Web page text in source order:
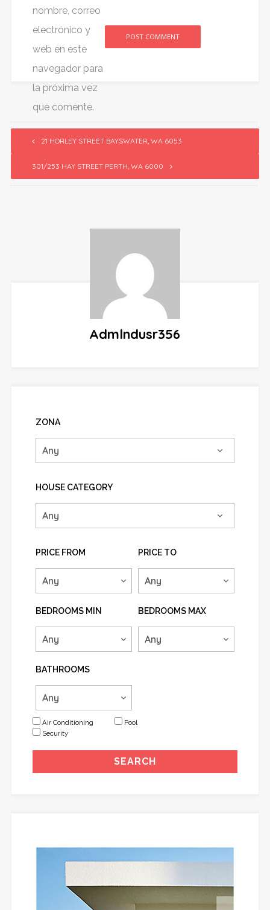
nombre, correo
electrónico y
web en este
navegador para
la próxima vez
que comente.
21 HORLEY STREET BAYSWATER, WA 6053
301/253 HAY STREET PERTH, WA 6000
Admlndusr356
ZONA
HOUSE CATEGORY
PRICE FROM PRICE TO
BEDROOMS MIN BEDROOMS MAX
BATHROOMS
Air Conditioning
Pool
Security